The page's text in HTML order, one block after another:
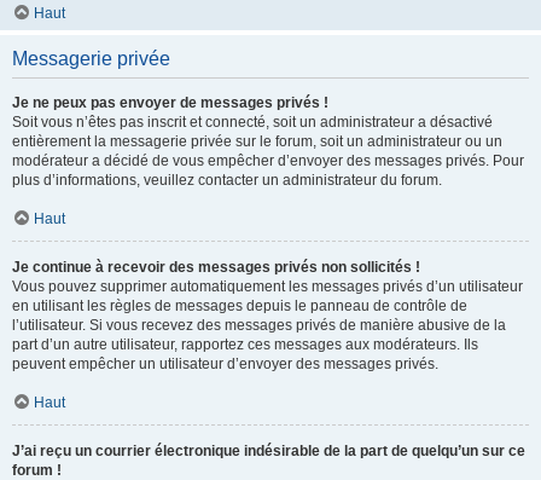
Haut
Messagerie privée
Je ne peux pas envoyer de messages privés !
Soit vous n’êtes pas inscrit et connecté, soit un administrateur a désactivé
entièrement la messagerie privée sur le forum, soit un administrateur ou un
modérateur a décidé de vous empêcher d’envoyer des messages privés. Pour
plus d’informations, veuillez contacter un administrateur du forum.
Haut
Je continue à recevoir des messages privés non sollicités !
Vous pouvez supprimer automatiquement les messages privés d’un utilisateur
en utilisant les règles de messages depuis le panneau de contrôle de
l’utilisateur. Si vous recevez des messages privés de manière abusive de la
part d’un autre utilisateur, rapportez ces messages aux modérateurs. Ils
peuvent empêcher un utilisateur d’envoyer des messages privés.
Haut
J’ai reçu un courrier électronique indésirable de la part de quelqu’un sur ce
forum !